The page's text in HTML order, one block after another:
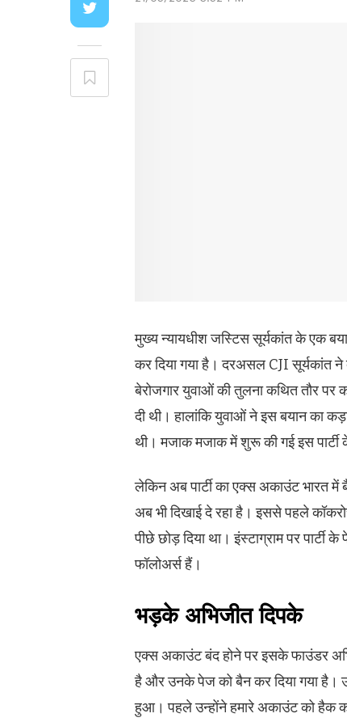
मुख्य न्यायधीश जस्टिस सूर्यकांत के एक
कर दिया गया है। दरअसल CJI सूर्यकांत ने
बेरोजगार युवाओं की तुलना कथित तौर
दी थी। हालांकि युवाओं ने इस बयान का
थी। मजाक मजाक में शुरू की गई इस पार्टी
लेकिन अब पार्टी का एक्स अकाउंट भारत में
अब भी दिखाई दे रहा है। इससे पहले
पीछे छोड़ दिया था। इंस्टाग्राम पर
फॉलोअर्स हैं।
भड़के अभिजीत दिपके
एक्स अकाउंट बंद होने पर इसके फाउंडर
है और उनके पेज को बैन कर दिया गया है।
हुआ। पहले उन्होंने हमारे अकाउंट को हैक